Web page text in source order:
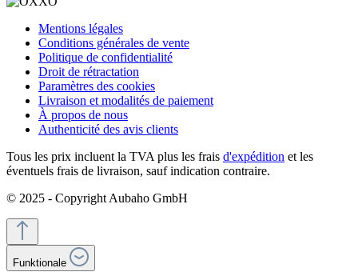
Mentions légales
Conditions générales de vente
Politique de confidentialité
Droit de rétractation
Paramètres des cookies
Livraison et modalités de paiement
À propos de nous
Authenticité des avis clients
Tous les prix incluent la TVA plus les frais d'expédition et les
éventuels frais de livraison, sauf indication contraire.
© 2025 - Copyright Aubaho GmbH
Funktionale